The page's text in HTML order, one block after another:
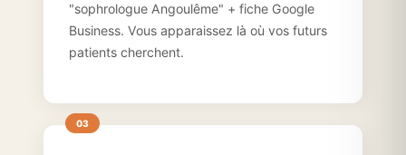
"sophrologue Angoulême" + fiche Google
Business. Vous apparaissez là où vos futurs
patients cherchent.